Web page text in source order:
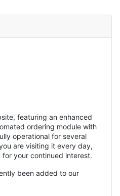
featuring an enhanced
ordering module with
operational for several
are visiting it every day,
your continued interest.
been added to our